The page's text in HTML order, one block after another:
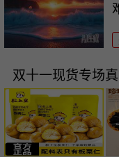
双十一现货专场